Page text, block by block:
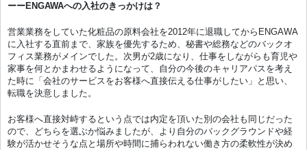
ーーENGAWAへの入社のきっかけは？
営業業務をしていた化粧品の原料会社を2012年に退職してからENGAWA
に入社する直前まで、家族を優先するため、秘書や総務などのバックオ
フィス業務がメインでした。次男が2歳になり、仕事をしながらも育児や
家事を何とかまわせるようになって、自分の今後のキャリアパスを考え
た時に「会社のサービスをお客様へ直接伝える仕事がしたい」と思い、
転職を決意しました。
お客様へ直接対峙するという点では内定を頂いた別の会社も同じだった
ので、どちらを選ぶか悩みましたが、より自分のバックグラウンドや経
験が活かせそうな点と場所や時間に捕らわれない働き方の柔軟性が決め